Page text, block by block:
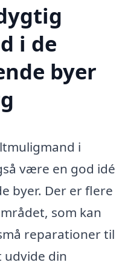
i de
byer
i
være en god idé
byer. Der er flere
som kan
reparationer til
udvide din